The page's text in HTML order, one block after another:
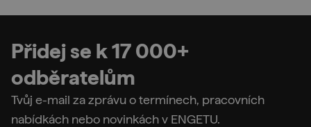
Přidej se k 17 000+
odběratelům
Tvůj e-mail za zprávu o termínech, pracovních
nabídkách nebo novinkách v ENGETU.